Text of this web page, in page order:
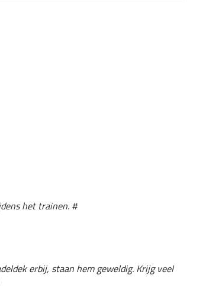
het trainen. #
erbij, staan hem geweldig. Krijg veel